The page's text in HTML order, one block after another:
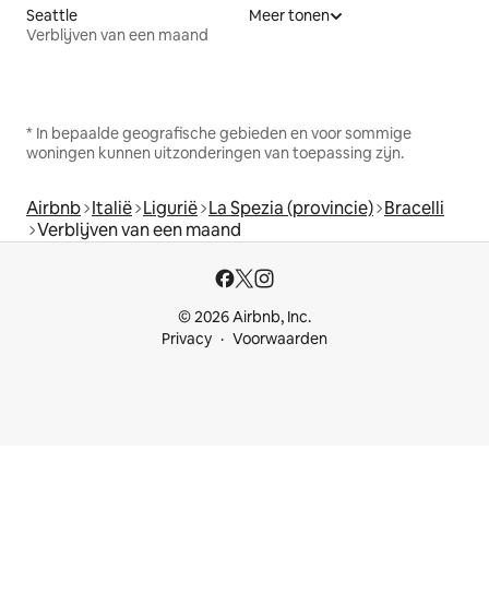
Seattle
Verblijven van een maand
Meer tonen
* In bepaalde geografische gebieden en voor sommige
woningen kunnen uitzonderingen van toepassing zijn.
Airbnb Italië Ligurië La Spezia (provincie) Bracelli
Verblijven van een maand
© 2026 Airbnb, Inc.
Privacy
Voorwaarden